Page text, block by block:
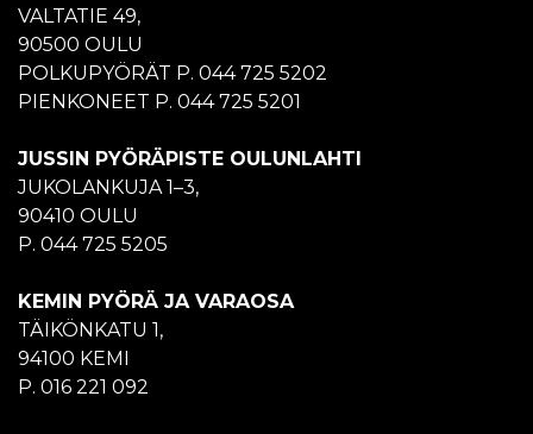
VALTATIE 49,
90500 OULU
POLKUPYÖRÄT P. 044 725 5202
PIENKONEET P. 044 725 5201
JUSSIN PYÖRÄPISTE OULUNLAHTI
JUKOLANKUJA 1–3,
90410 OULU
P. 044 725 5205
KEMIN PYÖRÄ JA VARAOSA
TÄIKÖNKATU 1,
94100 KEMI
P. 016 221 092